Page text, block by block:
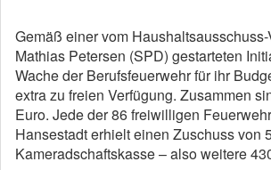
Gemäß einer vom
Mathias Petersen (SPD) gestarteten
Wache der Berufsfeuerwehr für ihr
extra zu freien Verfügung. Zusammen
Euro. Jede der 86 freiwilligen
Hansestadt erhielt einen Zuschuss von
Kameradschaftskasse – also weitere